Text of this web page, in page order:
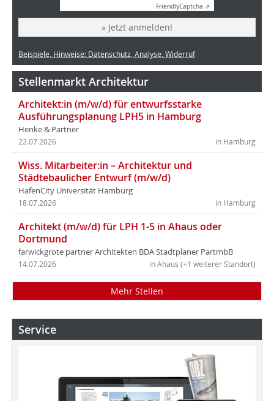
FriendlyCaptcha ⇗
» Jetzt anmelden!
Beispiele, Hinweise: Datenschutz, Analyse, Widerruf
Stellenmarkt Architektur
Architekt:in (m/w/d) für entwurfsstarke
Ausführungsplanung LPH5 in Hamburg
Henke & Partner
in Hamburg
22.07.2026
Wiss. Mitarbeiter:in – Architektur und
Städtebaulicher Entwurf (m/w/d)
HafenCity Universität Hamburg
in Hamburg
18.07.2026
Architekt (m/w/d) für LPH 1-5 in Ahaus oder
Dortmund
farwickgrote partner Architekten BDA Stadtplaner PartmbB
in Ahaus (+1 weiterer Standort)
14.07.2026
Mehr Stellen
Service